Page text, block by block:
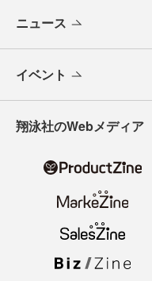
ニュース
イベント
翔泳社のWebメディア